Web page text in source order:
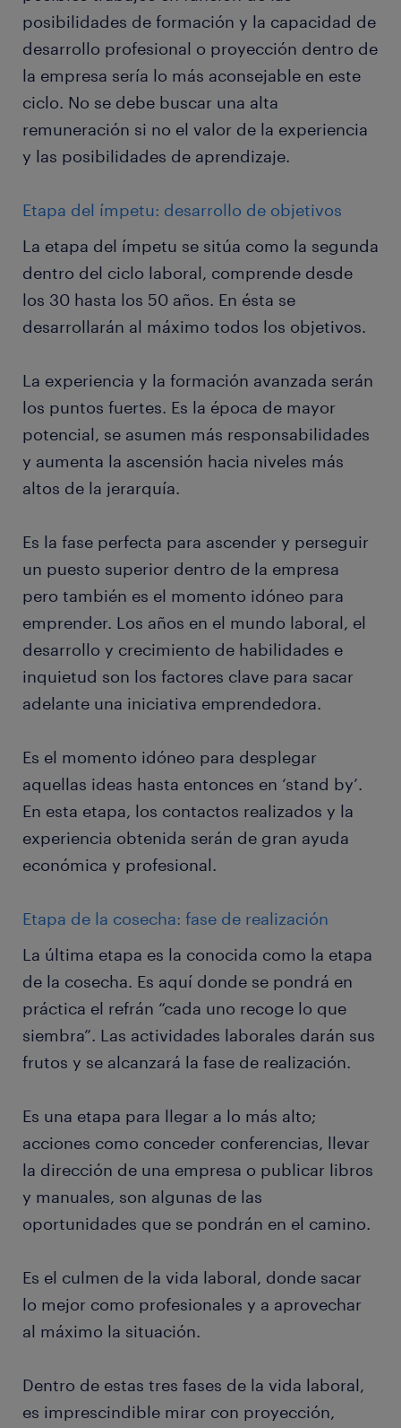
posibilidades de formación y la capacidad de
desarrollo profesional o proyección dentro de
la empresa sería lo más aconsejable en este
ciclo. No se debe buscar una alta
remuneración si no el valor de la experiencia
y las posibilidades de aprendizaje.
Etapa del ímpetu: desarrollo de objetivos
La etapa del ímpetu se sitúa como la segunda
dentro del ciclo laboral, comprende desde
los 30 hasta los 50 años. En ésta se
desarrollarán al máximo todos los objetivos.
La experiencia y la formación avanzada serán
los puntos fuertes. Es la época de mayor
potencial, se asumen más responsabilidades
y aumenta la ascensión hacia niveles más
altos de la jerarquía.
Es la fase perfecta para ascender y perseguir
un puesto superior dentro de la empresa
pero también es el momento idóneo para
emprender. Los años en el mundo laboral, el
desarrollo y crecimiento de habilidades e
inquietud son los factores clave para sacar
adelante una iniciativa emprendedora.
Es el momento idóneo para desplegar
aquellas ideas hasta entonces en ‘stand by’.
En esta etapa, los contactos realizados y la
experiencia obtenida serán de gran ayuda
económica y profesional.
Etapa de la cosecha: fase de realización
La última etapa es la conocida como la etapa
de la cosecha. Es aquí donde se pondrá en
práctica el refrán “cada uno recoge lo que
siembra”. Las actividades laborales darán sus
frutos y se alcanzará la fase de realización.
Es una etapa para llegar a lo más alto;
acciones como conceder conferencias, llevar
la dirección de una empresa o publicar libros
y manuales, son algunas de las
oportunidades que se pondrán en el camino.
Es el culmen de la vida laboral, donde sacar
lo mejor como profesionales y a aprovechar
al máximo la situación.
Dentro de estas tres fases de la vida laboral,
es imprescindible mirar con proyección,